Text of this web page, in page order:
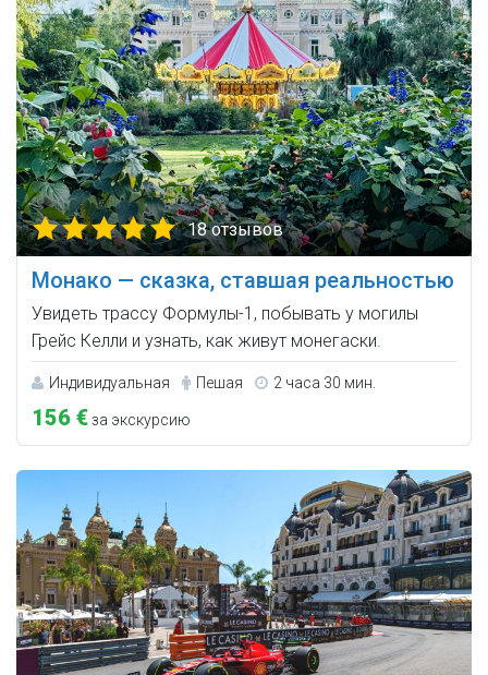
18 отзывов
Монако — сказка, ставшая реальностью
Увидеть трассу Формулы-1, побывать у могилы
Грейс Келли и узнать, как живут монегаски.
Индивидуальная Пешая 2 часа 30 мин.
156 €за экскурсию